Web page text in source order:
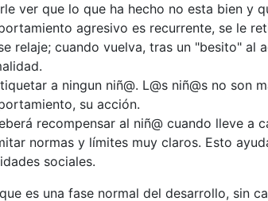
ver que lo que ha hecho no esta bien y
agresivo es recurrente, se le
relaje; cuando vuelva, tras un "besito" al
a ningun niñ@. L@s niñ@s no son
su acción.
recompensar al niñ@ cuando lleve
normas y límites muy claros. Esto
sociales.
es una fase normal del desarrollo, sin